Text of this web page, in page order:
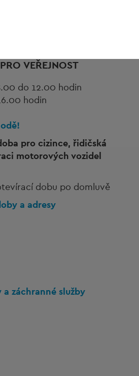
Grafenau
VEŘEJNOST
do 12.00 hodin
hodin
pro cizince, řidičská
motorových vozidel
dobu po domluvě
a adresy
záchranné služby